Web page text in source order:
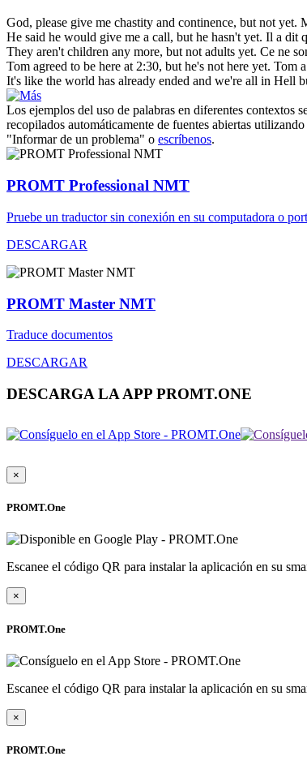
God, please give me chastity and continence, butnotyet.
He said he would give me a call, buthe hasn'tyet. Il a dit
They aren't children any more, butnot adults yet. Ce ne
Tom agreed to be here at 2:30, buthe's not here yet. Tom
It's like the world has already ended and we're all in Hell
Los ejemplos del uso de palabras en diferentes contextos
recopilados automáticamente de fuentes abiertas
"Informar de un problema" o escríbenos.
PROMT Professional NMT
Pruebe un traductor sin conexión en su computadora o
DESCARGAR
PROMT Master NMT
Traduce documentos
DESCARGAR
DESCARGA LA APP PROMT.ONE
×
PROMT.One
Escanee el código QR para instalar la aplicación en su
×
PROMT.One
Escanee el código QR para instalar la aplicación en su
×
PROMT.One